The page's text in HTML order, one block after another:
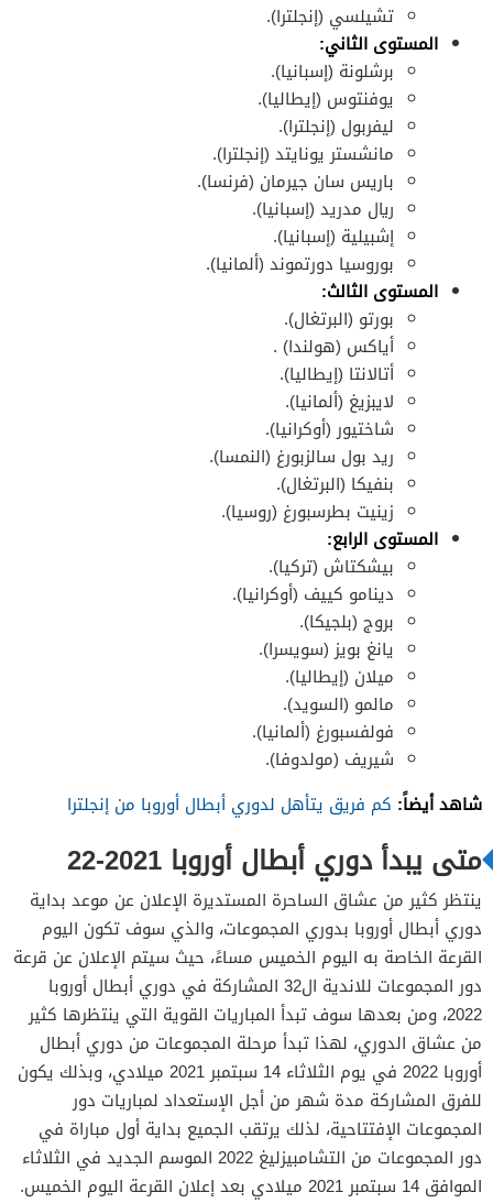
تشيلسي (إنجلترا).
المستوى الثاني:
برشلونة (إسبانيا).
يوفنتوس (إيطاليا).
ليفربول (إنجلترا).
مانشستر يونايتد (إنجلترا).
باريس سان جيرمان (فرنسا).
ريال مدريد (إسبانيا).
إشبيلية (إسبانيا).
بوروسيا دورتموند (ألمانيا).
المستوى الثالث:
بورتو (البرتغال).
أياكس (هولندا) .
أتالانتا (إيطاليا).
لايبزيغ (ألمانيا).
شاختيور (أوكرانيا).
ريد بول سالزبورغ (النمسا).
بنفيكا (البرتغال).
زينيت بطرسبورغ (روسيا).
المستوى الرابع:
بيشكتاش (تركيا).
دينامو كييف (أوكرانيا).
بروج (بلجيكا).
يانغ بويز (سويسرا).
ميلان (إيطاليا).
مالمو (السويد).
فولفسبورغ (ألمانيا).
شيريف (مولدوفا).
شاهد أيضاً: كم فريق يتأهل لدوري أبطال أوروبا من إنجلترا
متى يبدأ دوري أبطال أوروبا 2021-22
ينتظر كثير من عشاق الساحرة المستديرة الإعلان عن موعد بداية
دوري أبطال أوروبا بدوري المجموعات، والذي سوف تكون اليوم
القرعة الخاصة به اليوم الخميس مساءً، حيث سيتم الإعلان عن قرعة
دور المجموعات للاندية ال32 المشاركة في دوري أبطال أوروبا
2022، ومن بعدها سوف تبدأ المباريات القوية التي ينتظرها كثير
من عشاق الدوري، لهذا تبدأ مرحلة المجموعات من دوري أبطال
أوروبا 2022 في يوم الثلاثاء 14 سبتمبر 2021 ميلادي، وبذلك يكون
للفرق المشاركة مدة شهر من أجل الإستعداد لمباريات دور
المجموعات الإفتتاحية، لذلك يرتقب الجميع بداية أول مباراة في
دور المجموعات من التشامبيزليغ 2022 الموسم الجديد في الثلاثاء
الموافق 14 سبتمبر 2021 ميلادي بعد إعلان القرعة اليوم الخميس.